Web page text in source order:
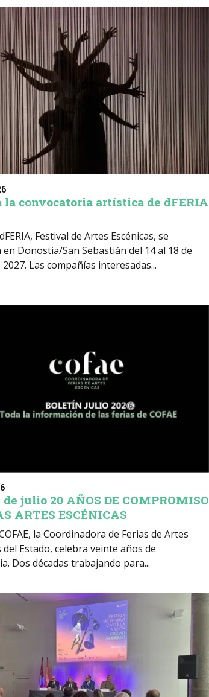
la convocatoria artística de dFERIA
Festival de Artes Escénicas, se
Donostia/San Sebastián del 14 al 18 de
Las compañías interesadas...
julio 20 AÑOS DE COMPROMISO
ARTES ESCÉNICAS
la Coordinadora de Ferias de Artes
del Estado, celebra veinte años de
Dos décadas trabajando para...